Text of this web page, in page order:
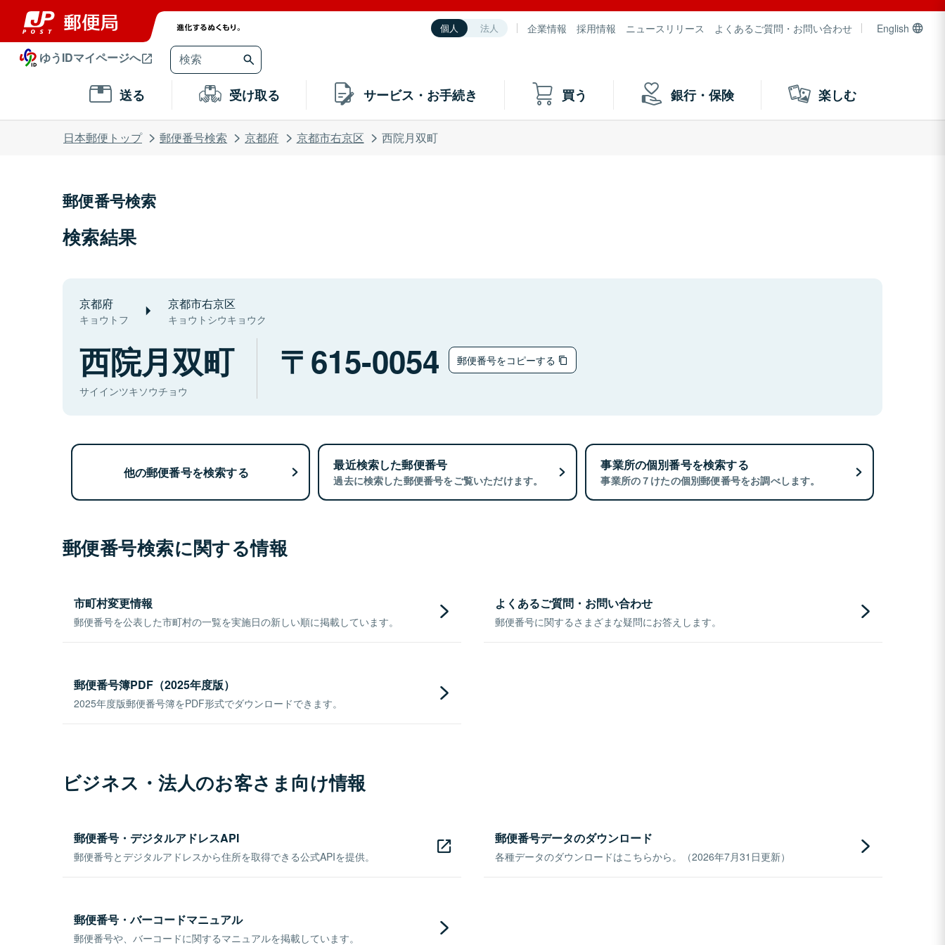
個人 法人 企業情報 採用情報 ニュースリリース よくあるご質問・お問い合わせ English
ゆうIDマイページへ
送る 受け取る サービス・お手続き 買う 銀行・保険 楽しむ
日本郵便トップ 郵便番号検索 京都府 京都市右京区 西院月双町
郵便番号検索
検索結果
京都府
キョウトフ
京都市右京区
キョウトシウキョウク
西院月双町
サイインツキソウチョウ
615-0054 郵便番号をコピーする
他の郵便番号を検索する 最近検索した郵便番号
過去に検索した郵便番号をご覧いただけます。
事業所の個別番号を検索する
事業所の７けたの個別郵便番号をお調べします。
郵便番号検索に関する情報
市町村変更情報
郵便番号を公表した市町村の一覧を実施日の新しい順に掲載しています。
よくあるご質問・お問い合わせ
郵便番号に関するさまざまな疑問にお答えします。
郵便番号簿PDF（2025年度版）
2025年度版郵便番号簿をPDF形式でダウンロードできます。
ビジネス・法人のお客さま向け情報
郵便番号・デジタルアドレスAPI
郵便番号とデジタルアドレスから住所を取得できる公式APIを提供。
郵便番号データのダウンロード
各種データのダウンロードはこちらから。（2026年7月31日更新）
郵便番号・バーコードマニュアル
郵便番号や、バーコードに関するマニュアルを掲載しています。